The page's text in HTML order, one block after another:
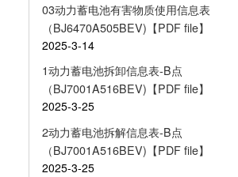
03动力蓄电池有害物质使用信息表
（BJ6470A505BEV)【PDF file】
2025-3-14
1动力蓄电池拆卸信息表-B点
（BJ7001A516BEV)【PDF file】
2025-3-25
2动力蓄电池拆解信息表-B点
（BJ7001A516BEV)【PDF file】
2025-3-25